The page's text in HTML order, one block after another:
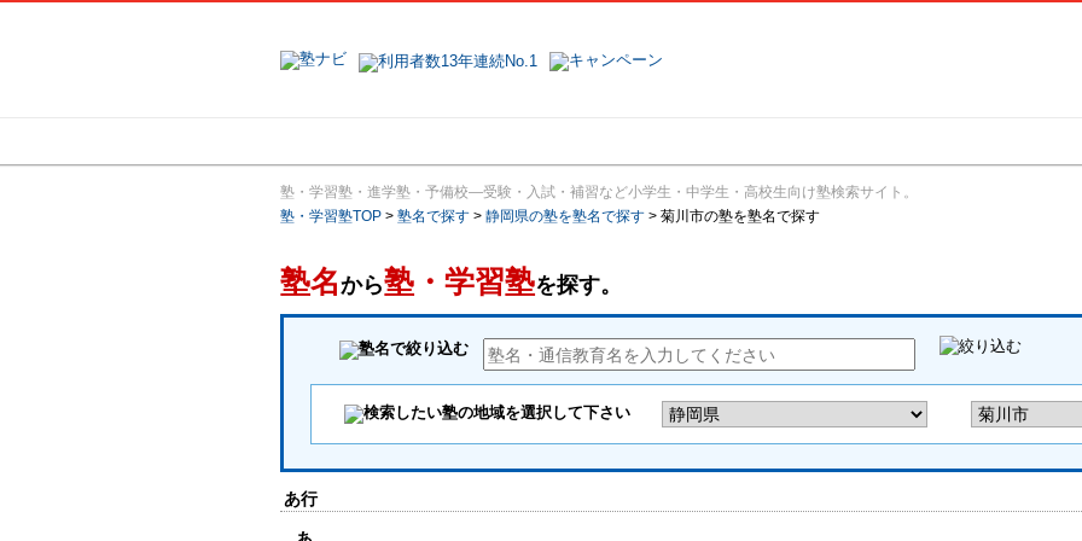
塾・学習塾・進学塾・予備校―受験・入試・補習など小学生・中学生・高校生向け塾検索サイト。
塾・学習塾TOP > 塾名で探す > 静岡県の塾を塾名で探す > 菊川市の塾を塾名で探す
塾名から塾・学習塾を探す。
あ行